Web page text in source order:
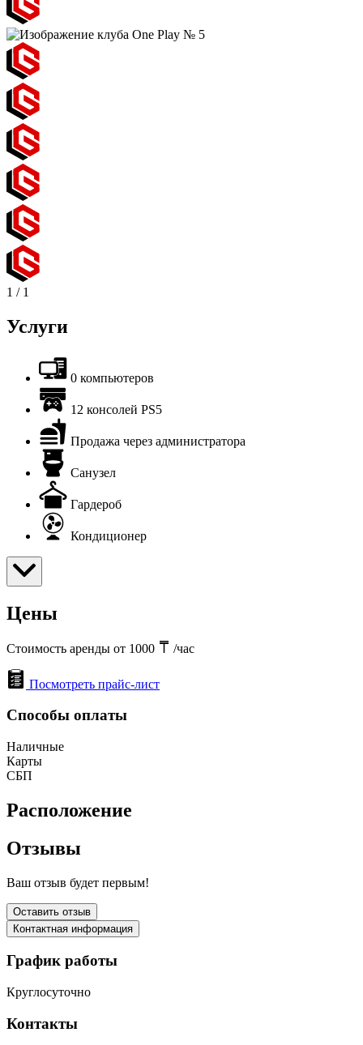
1 / 1
Услуги
0 компьютеров
12 консолей PS5
Продажа через администратора
Санузел
Гардероб
Кондиционер
Цены
Стоимость аренды от 1000 /час
Посмотреть прайс-лист
Способы оплаты
Наличные
Карты
СБП
Расположение
Отзывы
Ваш отзыв будет первым!
Оставить отзыв
Контактная информация
График работы
Круглосуточно
Контакты